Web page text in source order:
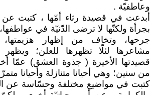
وعاطفيّة .
أبدعت في قصيدة رثاء أمّها ، كتبت عن
بجرأة ولكنّها لا ترضى الدّنيّة في
جرحها، وتخاف من إظهار
مشاعرها لئلّا تظهرها للعلن؛
قصيدتها الأخيرة ( جذوة العشق) عمّا
من سنين؛ وهي أحيانا متنازلة وأحيانا
كتبت في مواضيع مختلفة وحسّاسة عن